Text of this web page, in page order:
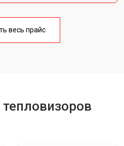
весь прайс